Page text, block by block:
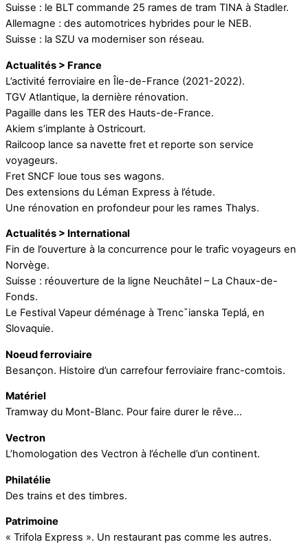
Suisse : le BLT commande 25 rames de tram TINA à Stadler.
Allemagne : des automotrices hybrides pour le NEB.
Suisse : la SZU va moderniser son réseau.
Actualités > France
L’activité ferroviaire en Île-de-France (2021-2022).
TGV Atlantique, la dernière rénovation.
Pagaille dans les TER des Hauts-de-France.
Akiem s’implante à Ostricourt.
Railcoop lance sa navette fret et reporte son service
voyageurs.
Fret SNCF loue tous ses wagons.
Des extensions du Léman Express à l’étude.
Une rénovation en profondeur pour les rames Thalys.
Actualités > International
Fin de l’ouverture à la concurrence pour le trafic voyageurs en
Norvège.
Suisse : réouverture de la ligne Neuchâtel – La Chaux-de-
Fonds.
Le Festival Vapeur déménage à Trencˇianska Teplá, en
Slovaquie.
Noeud ferroviaire
Besançon. Histoire d’un carrefour ferroviaire franc-comtois.
Matériel
Tramway du Mont-Blanc. Pour faire durer le rêve…
Vectron
L’homologation des Vectron à l’échelle d’un continent.
Philatélie
Des trains et des timbres.
Patrimoine
« Trifola Express ». Un restaurant pas comme les autres.